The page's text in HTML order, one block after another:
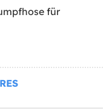
für